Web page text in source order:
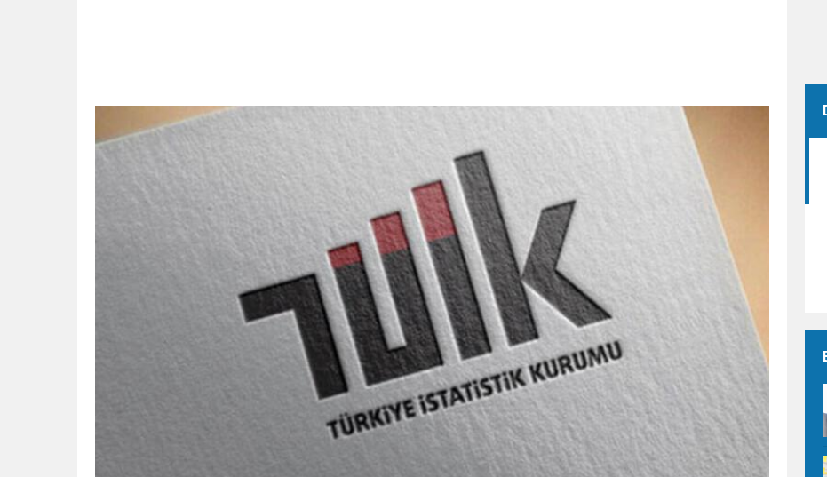
Dr. Öcük, karın germe estetiği ile ilgili bilgi verdi
Terör Örgütüne MİT’ten Darbe!